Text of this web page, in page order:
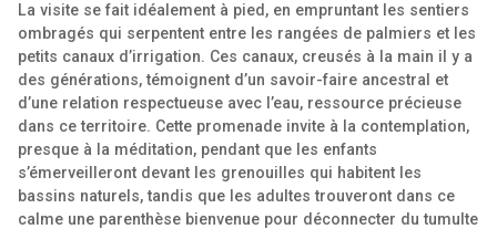
La visite se fait idéalement à pied, en empruntant les sentiers
ombragés qui serpentent entre les rangées de palmiers et les
petits canaux d’irrigation. Ces canaux, creusés à la main il y a
des générations, témoignent d’un savoir-faire ancestral et
d’une relation respectueuse avec l’eau, ressource précieuse
dans ce territoire. Cette promenade invite à la contemplation,
presque à la méditation, pendant que les enfants
s’émerveilleront devant les grenouilles qui habitent les
bassins naturels, tandis que les adultes trouveront dans ce
calme une parenthèse bienvenue pour déconnecter du tumulte